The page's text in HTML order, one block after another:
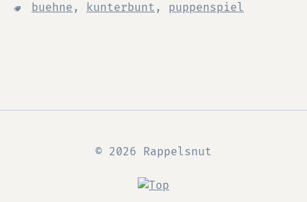
buehne , kunterbunt , puppenspiel
© 2026 Rappelsnut